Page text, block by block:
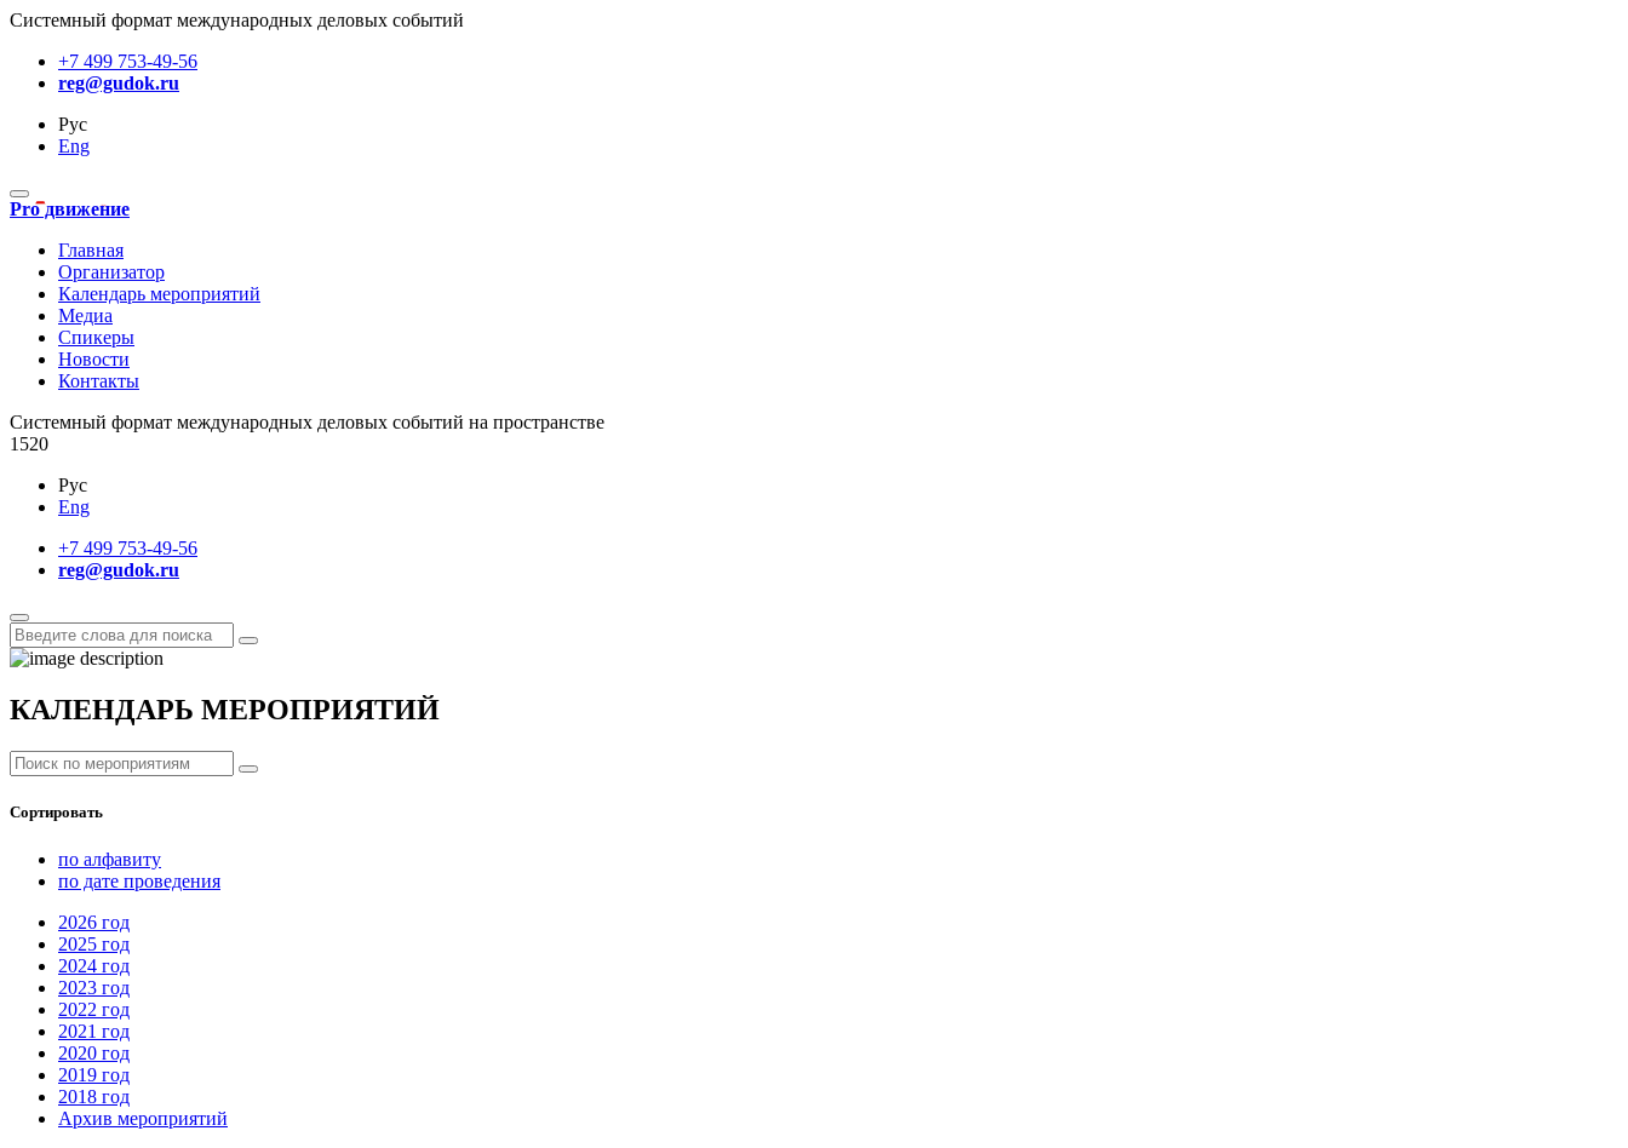
Системный формат международных деловых событий
+7 499 753-49-56
reg@gudok.ru
Рус
Eng
Pro движение
Главная
Организатор
Календарь мероприятий
Медиа
Спикеры
Новости
Контакты
Cистемный формат международных деловых событий на пространстве
1520
Рус
Eng
+7 499 753-49-56
reg@gudok.ru
КАЛЕНДАРЬ МЕРОПРИЯТИЙ
Сортировать
по алфавиту
по дате проведения
2026 год
2025 год
2024 год
2023 год
2022 год
2021 год
2020 год
2019 год
2018 год
Архив мероприятий